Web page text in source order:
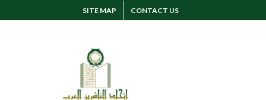
SITE MAP CONTACT US